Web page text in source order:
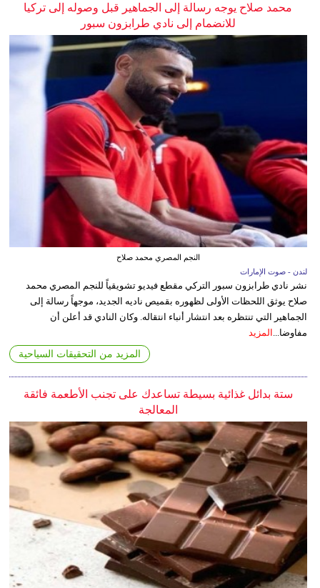
محمد صلاح يوجه رسالة إلى الجماهير قبل وصوله إلى تركيا
للانضمام إلى نادي طرابزون سبور
النجم المصري محمد صلاح
لندن - صوت الإمارات
نشر نادي طرابزون سبور التركي مقطع فيديو تشويقياً للنجم المصري محمد
صلاح يوثق اللحظات الأولى لظهوره بقميص ناديه الجديد، موجهاً رسالة إلى
الجماهير التي تنتظره بعد انتشار أنباء انتقاله. وكان النادي قد أعلن أن
مفاوضا... المزيد
المزيد من التحقيقات السياحية
ستة بدائل غذائية بسيطة تساعدك على تجنب الأطعمة فائقة
المعالجة